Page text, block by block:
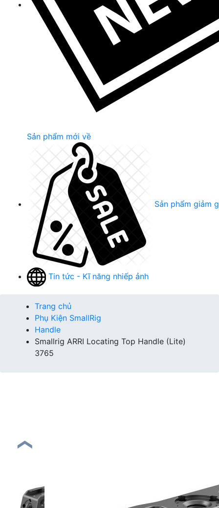
Sản phẩm mới về
Sản phẩm giảm
Tin tức - Kĩ năng nhiếp ảnh
Trang chủ
Phụ Kiện SmallRig
Handle
Smallrig ARRI Locating Top Handle (Lite)
3765
❮